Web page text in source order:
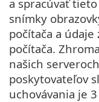
a spracúvať
snímky
počítača a
počítača.
našich
poskytovateľov
uchovávania je